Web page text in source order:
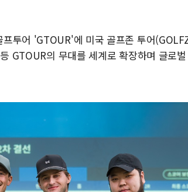
남동발전, 해남군에
투어 'GTOUR'에 미국 골프존 투어
GTOUR의 무대를 세계로 확장하며 글로